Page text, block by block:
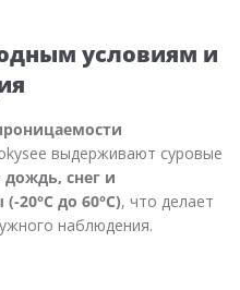
условиям и
выдерживают суровые
дождь, снег и
20°C до 60°C), что делает
наблюдения.